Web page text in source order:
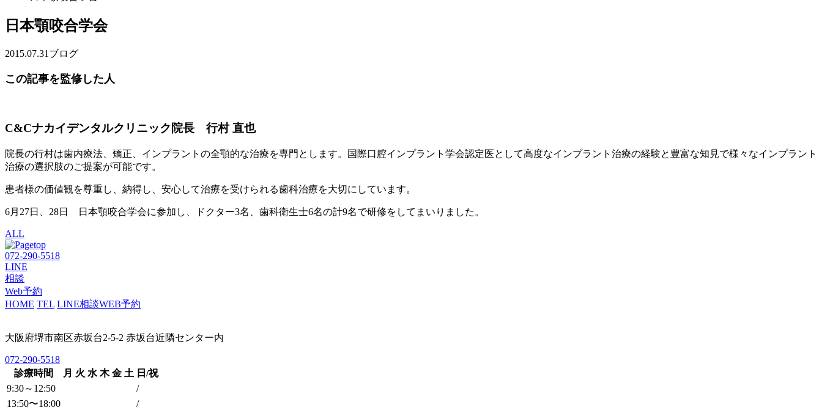
日本顎咬合学会
2015.07.31 ブログ
この記事を監修した人
C&Cナカイデンタルクリニック院長 行村 直也
院長の行村は歯内療法、矯正、インプラントの全顎的な治療を専門とします。国際口腔インプラント学会認定医として高度なインプラント治療の経験と豊富な知見で様々なインプラント
治療の選択肢のご提案が可能です。
患者様の価値観を尊重し、納得し、安心して治療を受けられる歯科治療を大切にしています。
6月27日、28日 日本顎咬合学会に参加し、ドクター3名、歯科衛生士6名の計9名で研修をしてまいりました。
ALL
072-290-5518
LINE
相談
Web予約
HOME TEL LINE相談WEB予約
大阪府堺市南区赤坂台2-5-2 赤坂台近隣センター内
072-290-5518
診療時間
月 火 水 木 金 土 日/祝
9:30～12:50
/
13:50〜18:00
/